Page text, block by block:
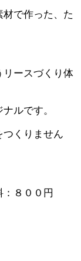
で作った、た
リースづくり体
ルです。
つくりません
８００円